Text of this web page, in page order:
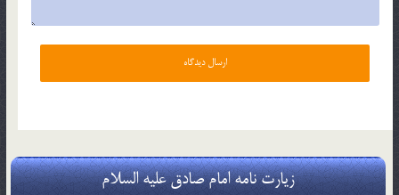
زیارت نامه امام صادق علیه السلام